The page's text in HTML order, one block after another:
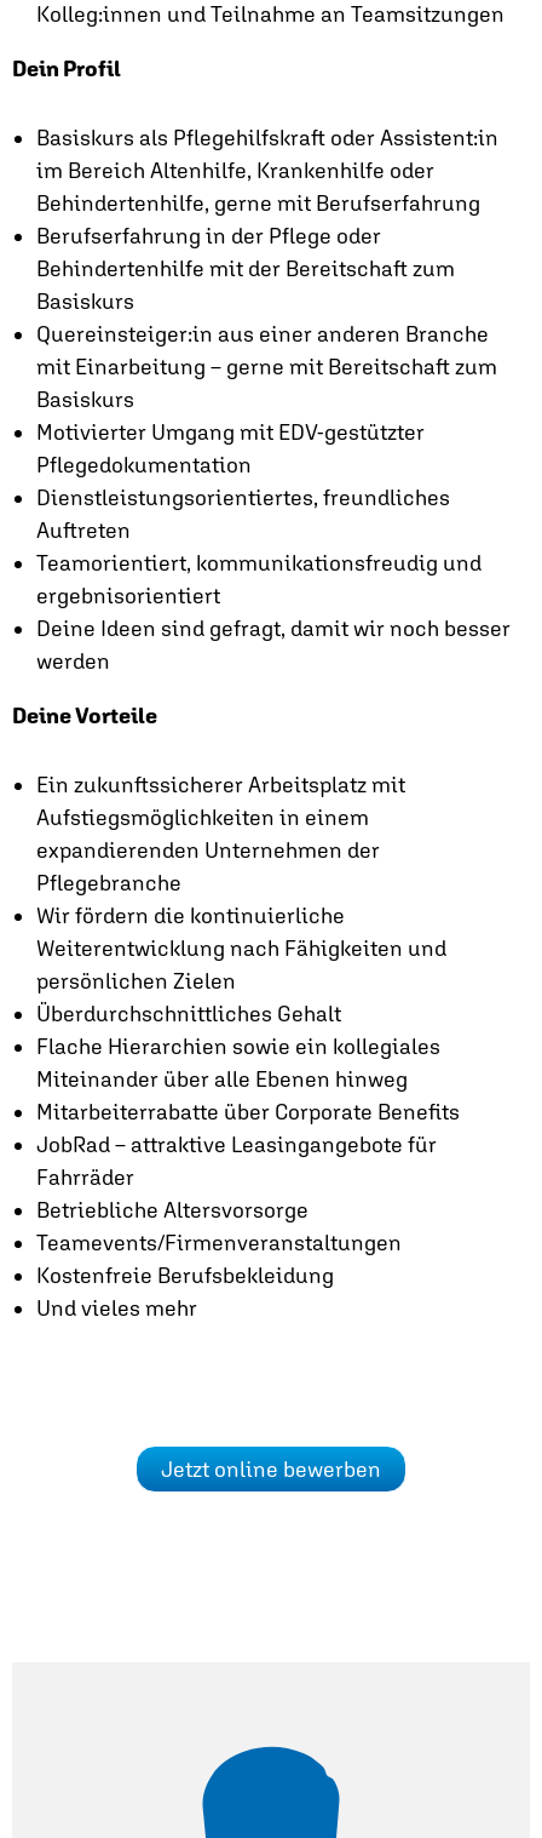
Kolleg:innen und Teilnahme an Teamsitzungen
Dein Profil
Basiskurs als Pflegehilfskraft oder Assistent:in
im Bereich Altenhilfe, Krankenhilfe oder
Behindertenhilfe, gerne mit Berufserfahrung
Berufserfahrung in der Pflege oder
Behindertenhilfe mit der Bereitschaft zum
Basiskurs
Quereinsteiger:in aus einer anderen Branche
mit Einarbeitung – gerne mit Bereitschaft zum
Basiskurs
Motivierter Umgang mit EDV-gestützter
Pflegedokumentation
Dienstleistungsorientiertes, freundliches
Auftreten
Teamorientiert, kommunikationsfreudig und
ergebnisorientiert
Deine Ideen sind gefragt, damit wir noch besser
werden
Deine Vorteile
Ein zukunftssicherer Arbeitsplatz mit
Aufstiegsmöglichkeiten in einem
expandierenden Unternehmen der
Pflegebranche
Wir fördern die kontinuierliche
Weiterentwicklung nach Fähigkeiten und
persönlichen Zielen
Überdurchschnittliches Gehalt
Flache Hierarchien sowie ein kollegiales
Miteinander über alle Ebenen hinweg
Mitarbeiterrabatte über Corporate Benefits
JobRad – attraktive Leasingangebote für
Fahrräder
Betriebliche Altersvorsorge
Teamevents/Firmenveranstaltungen
Kostenfreie Berufsbekleidung
Und vieles mehr
Jetzt online bewerben